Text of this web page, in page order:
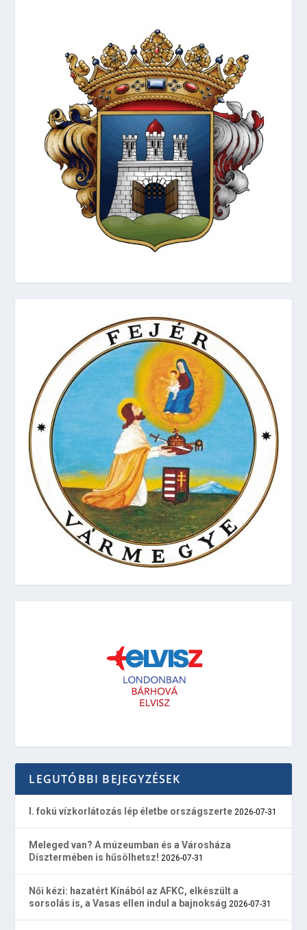
LEGUTÓBBI BEJEGYZÉSEK
I. fokú vízkorlátozás lép életbe országszerte 2026-07-31
Meleged van? A múzeumban és a Városháza
Dísztermében is hűsölhetsz! 2026-07-31
Női kézi: hazatért Kínából az AFKC, elkészült a
sorsolás is, a Vasas ellen indul a bajnokság 2026-07-31